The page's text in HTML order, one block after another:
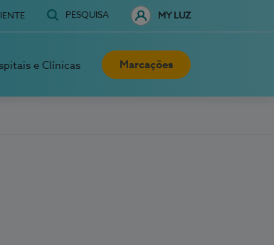
PESQUISA MY LUZ
e Clínicas Marcações